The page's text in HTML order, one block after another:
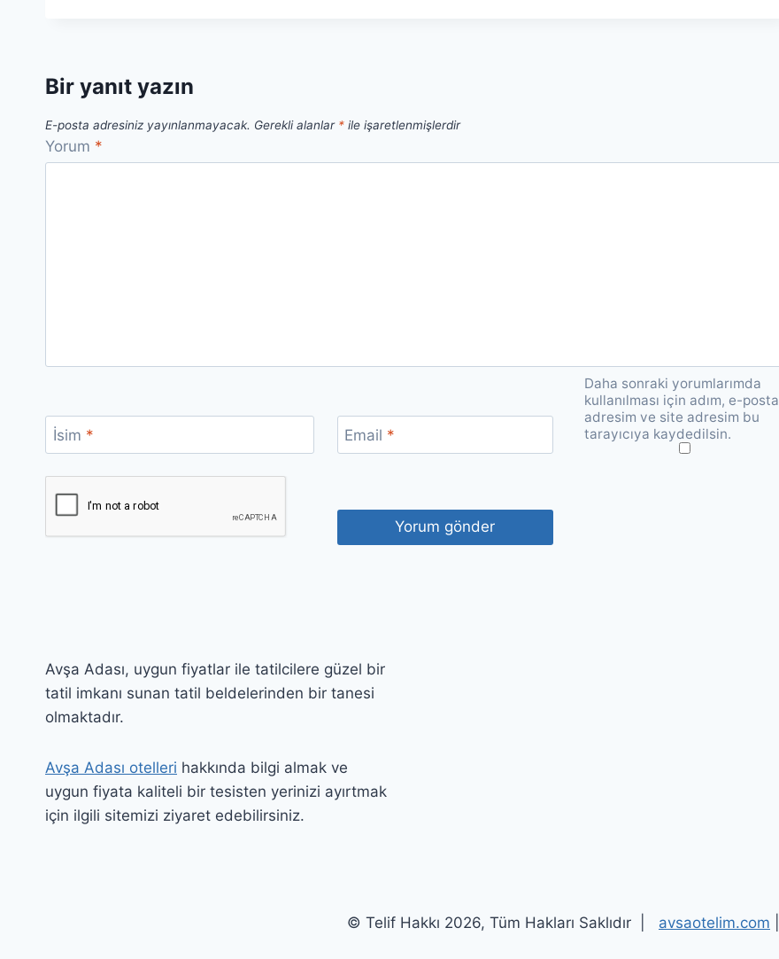
Bir yanıt yazın
E-posta adresiniz yayınlanmayacak. Gerekli alanlar * ile işaretlenmişlerdir
Yorum *
İsim * Email *
Daha sonraki yorumlarımda
kullanılması için adım, e-posta
adresim ve site adresim bu
tarayıcıya kaydedilsin.
Avşa Adası, uygun fiyatlar ile tatilcilere güzel bir
tatil imkanı sunan tatil beldelerinden bir tanesi
olmaktadır.
Avşa Adası otelleri hakkında bilgi almak ve
uygun fiyata kaliteli bir tesisten yerinizi ayırtmak
için ilgili sitemizi ziyaret edebilirsiniz.
© Telif Hakkı 2026, Tüm Hakları Saklıdır | avsaotelim.com